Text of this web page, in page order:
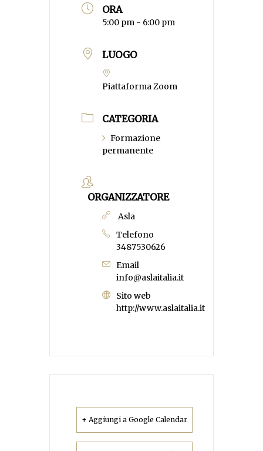
ORA
5:00 pm - 6:00 pm
LUOGO
Piattaforma Zoom
CATEGORIA
Formazione
permanente
ORGANIZZATORE
Asla
Telefono
3487530626
Email
info@aslaitalia.it
Sito web
http://www.aslaitalia.it
+ Aggiungi a Google Calendar